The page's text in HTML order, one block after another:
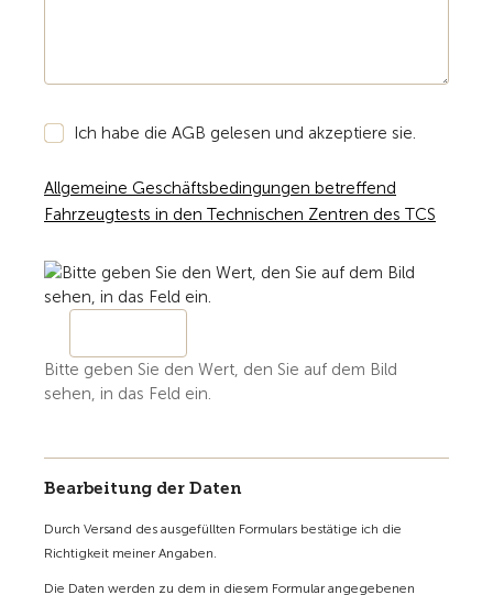
Ich habe die AGB gelesen und akzeptiere sie.
Allgemeine Geschäftsbedingungen betreffend
Fahrzeugtests in den Technischen Zentren des TCS
Bitte geben Sie den Wert, den Sie auf dem Bild
sehen, in das Feld ein.
Bearbeitung der Daten
Durch Versand des ausgefüllten Formulars bestätige ich die
Richtigkeit meiner Angaben.
Die Daten werden zu dem in diesem Formular angegebenen